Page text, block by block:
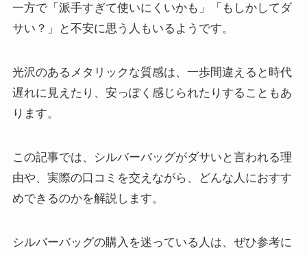
一方で「派手すぎて使いにくいかも」「もしかしてダ
サい？」と不安に思う人もいるようです。
光沢のあるメタリックな質感は、一歩間違えると時代
遅れに見えたり、安っぽく感じられたりすることもあ
ります。
この記事では、シルバーバッグがダサいと言われる理
由や、実際の口コミを交えながら、どんな人におすす
めできるのかを解説します。
シルバーバッグの購入を迷っている人は、ぜひ参考に